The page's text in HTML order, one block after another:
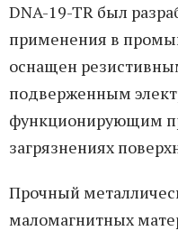
DNA-19-TR был
применения в
оснащен
подверженным
функционирующим
загрязнениях
Прочный
маломагнитных